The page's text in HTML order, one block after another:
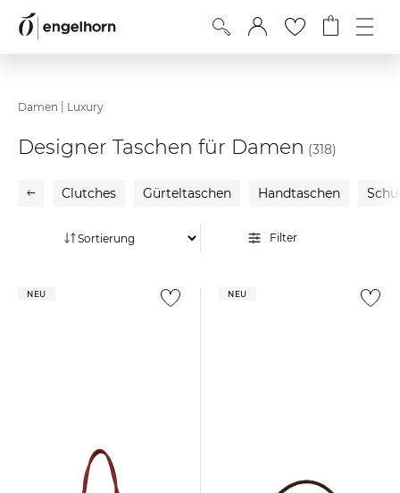
Damen Luxury
Designer Taschen für Damen (318)
Clutches Gürteltaschen Handtaschen
Filter
NEU NEU